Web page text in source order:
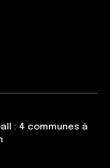
: 4 communes à